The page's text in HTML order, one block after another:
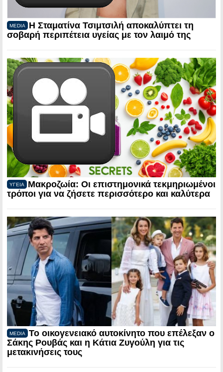
MEDIA
Η Σταματίνα Τσιμτσιλή αποκαλύπτει τη
σοβαρή περιπέτεια υγείας με τον λαιμό της
ΥΓΕΙΑ
Μακροζωία: Οι επιστημονικά τεκμηριωμένοι
τρόποι για να ζήσετε περισσότερο και καλύτερα
MEDIA
Το οικογενειακό αυτοκίνητο που επέλεξαν ο
Σάκης Ρουβάς και η Κάτια Ζυγούλη για τις
μετακινήσεις τους